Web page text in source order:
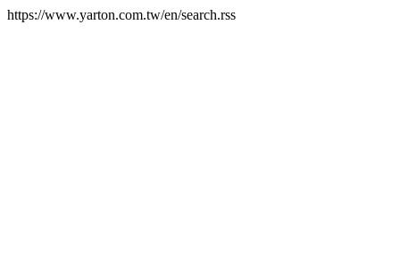
https://www.yarton.com.tw/en/search.rss